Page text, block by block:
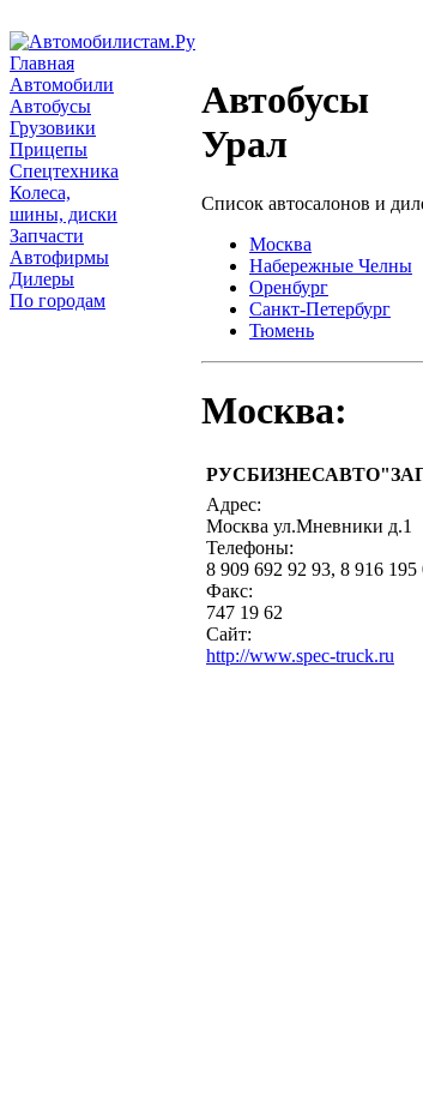
Главная
Автомобили
Автобусы
Грузовики
Прицепы
Спецтехника
Колеса,
шины, диски
Запчасти
Автофирмы
Дилеры
По городам
Автобусы
Урал
Список автосалонов и
Москва
Набережные Челны
Оренбург
Санкт-Петербург
Тюмень
Москва:
Адрес:
Москва ул.Мневники д.1
Телефоны:
8 909 692 92 93, 8 916 195
Факс:
747 19 62
Сайт:
http://www.spec-truck.ru